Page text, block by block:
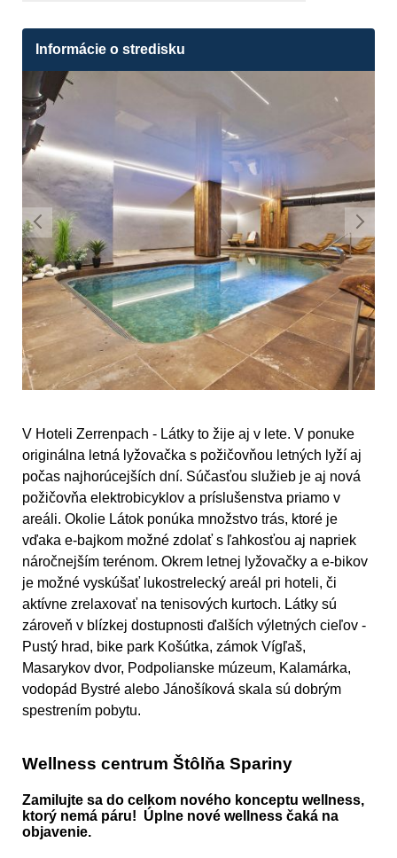
Informácie o stredisku
V Hoteli Zerrenpach - Látky to žije aj v lete. V ponuke
originálna letná lyžovačka s požičovňou letných lyží aj
počas najhorúcejších dní. Súčasťou služieb je aj nová
požičovňa elektrobicyklov a príslušenstva priamo v
areáli. Okolie Látok ponúka množstvo trás, ktoré je
vďaka e-bajkom možné zdolať s ľahkosťou aj napriek
náročnejším terénom. Okrem letnej lyžovačky a e-bikov
je možné vyskúšať lukostrelecký areál pri hoteli, či
aktívne zrelaxovať na tenisových kurtoch. Látky sú
zároveň v blízkej dostupnosti ďalších výletných cieľov -
Pustý hrad, bike park Košútka, zámok Vígľaš,
Masarykov dvor, Podpolianske múzeum, Kalamárka,
vodopád Bystré alebo Jánošíková skala sú dobrým
spestrením pobytu.
Wellness centrum Štôlňa Spariny
Zamilujte sa do celkom nového konceptu wellness,
ktorý nemá páru! Úplne nové wellness čaká na
objavenie.